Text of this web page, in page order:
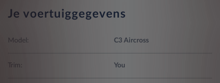
Je voertuiggegevens
Model: C3 Aircross
Trim: You